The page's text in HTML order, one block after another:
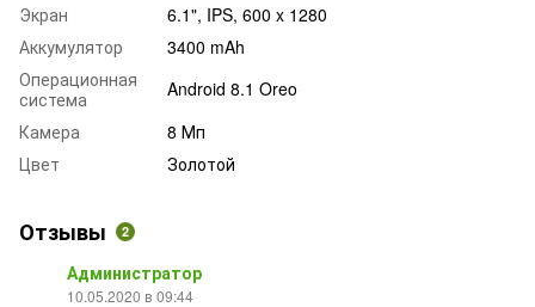
Экран
6.1", IPS, 600 x 1280
Аккумулятор
3400 mAh
Операционная
система
Android 8.1 Oreo
Камера
8 Мп
Цвет
Золотой
Отзывы 2
Администратор
10.05.2020 в 09:44